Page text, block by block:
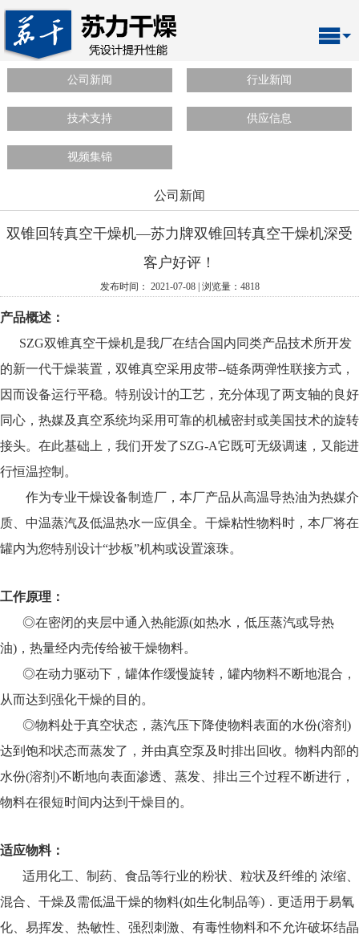
公司新闻 行业新闻
技术支持 供应信息
视频集锦
公司新闻
双锥回转真空干燥机—苏力牌双锥回转真空干燥机深受
客户好评！
发布时间： 2021-07-08 | 浏览量：4818
产品概述：
SZG双锥真空干燥机是我厂在结合国内同类产品技术所开发
的新一代干燥装置，双锥真空采用皮带--链条两弹性联接方式，
因而设备运行平稳。特别设计的工艺，充分体现了两支轴的良好
同心，热媒及真空系统均采用可靠的机械密封或美国技术的旋转
接头。在此基础上，我们开发了SZG-A它既可无级调速，又能进
行恒温控制。
作为专业干燥设备制造厂，本厂产品从高温导热油为热媒介
质、中温蒸汽及低温热水一应俱全。干燥粘性物料时，本厂将在
罐内为您特别设计“抄板”机构或设置滚珠。
工作原理：
◎在密闭的夹层中通入热能源(如热水，低压蒸汽或导热
油)，热量经内壳传给被干燥物料。
◎在动力驱动下，罐体作缓慢旋转，罐内物料不断地混合，
从而达到强化干燥的目的。
◎物料处于真空状态，蒸汽压下降使物料表面的水份(溶剂)
达到饱和状态而蒸发了，并由真空泵及时排出回收。物料内部的
水份(溶剂)不断地向表面渗透、蒸发、排出三个过程不断进行，
物料在很短时间内达到干燥目的。
适应物料：
适用化工、制药、食品等行业的粉状、粒状及纤维的 浓缩、
混合、干燥及需低温干燥的物料(如生化制品等)．更适用于易氧
化、易挥发、热敏性、强烈刺激、有毒性物料和不允许破坏结晶